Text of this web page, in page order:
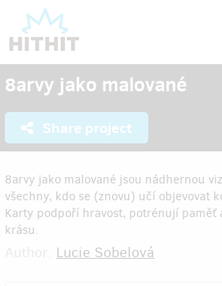
8arvy jako malované
Share project
8arvy jako malované jsou nádhernou
všechny, kdo se (znovu) učí objevovat
Karty podpoří hravost, potrénují paměť
krásu.
Lucie Sobelová